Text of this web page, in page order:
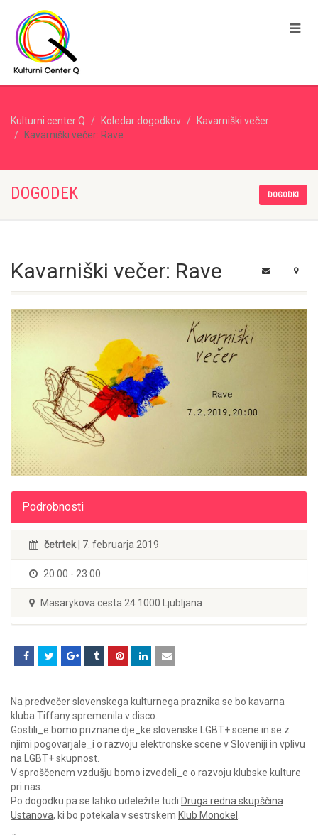
Kulturni center Q Koledar dogodkov
Kavarniški večer
Kavarniški večer: Rave
DOGODEK DOGODKI
Kavarniški večer: Rave
Podrobnosti
četrtek | 7. februarja 2019
20:00 - 23:00
Masarykova cesta 24 1000 Ljubljana
Na predvečer slovenskega kulturnega praznika se bo kavarna
kluba Tiffany spremenila v disco.
Gostili_e bomo priznane dje_ke slovenske LGBT+ scene in se z
njimi pogovarjale_i o razvoju elektronske scene v Sloveniji in vplivu
na LGBT+ skupnost.
V sproščenem vzdušju bomo izvedeli_e o razvoju klubske kulture
pri nas.
Po dogodku pa se lahko udeležite tudi Druga redna skupščina
Ustanova, ki bo potekala v sestrskem Klub Monokel